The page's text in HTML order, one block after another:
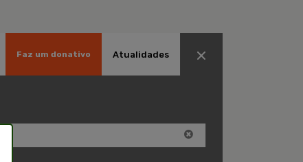
Faz um donativo Atualidades